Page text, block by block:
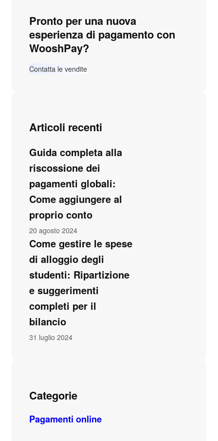
Pronto per una nuova
esperienza di pagamento con
WooshPay?
Contatta le vendite
Articoli recenti
Guida completa alla
riscossione dei
pagamenti globali:
Come aggiungere al
proprio conto
20 agosto 2024
Come gestire le spese
di alloggio degli
studenti: Ripartizione
e suggerimenti
completi per il
bilancio
31 luglio 2024
Categorie
Pagamenti online